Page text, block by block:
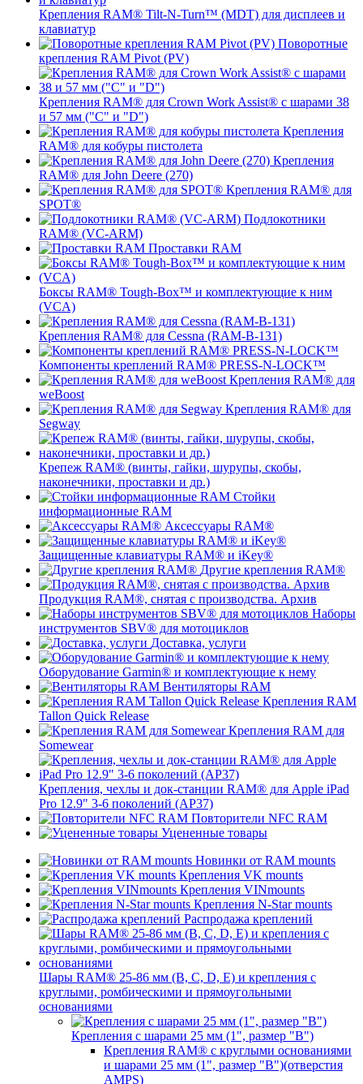
Крепления RAM® Tilt-N-Turn™ (MDT) для дисплеев и
клавиатур
Поворотные
крепления RAM Pivot (PV)
Крепления RAM® для Crown Work Assist® с шарами 38
и 57 мм ("C" и "D")
Крепления
RAM® для кобуры пистолета
Крепления
RAM® для John Deere (270)
Крепления RAM® для
SPOT®
Подлокотники
RAM® (VC-ARM)
Проставки RAM
Боксы RAM® Tough-Box™ и комплектующие к ним
(VCA)
Крепления RAM® для Cessna (RAM-B-131)
Компоненты креплений RAM® PRESS-N-LOCK™
Крепления RAM® для
weBoost
Крепления RAM® для
Segway
Крепеж RAM® (винты, гайки, шурупы, скобы,
наконечники, проставки и др.)
Стойки
информационные RAM
Аксессуары RAM®
Защищенные клавиатуры RAM® и iKey®
Другие крепления RAM®
Продукция RAM®, снятая с производства. Архив
Наборы
инструментов SBV® для мотоциклов
Доставка, услуги
Оборудование Garmin® и комплектующие к нему
Вентиляторы RAM
Крепления RAM
Tallon Quick Release
Крепления RAM для
Somewear
Крепления, чехлы и док-станции RAM® для Apple iPad
Pro 12.9" 3-6 поколений (AP37)
Повторители NFC RAM
Уцененные товары
Новинки от RAM mounts
Крепления VK mounts
Крепления VINmounts
Крепления N-Star mounts
Распродажа креплений
Шары RAM® 25-86 мм (B, C, D, E) и крепления с
круглыми, ромбическими и прямоугольными
основаниями
Крепления с шарами 25 мм (1", размер "B")
Крепления RAM® с круглыми основаниями
и шарами 25 мм (1", размер "B")(отверстия
AMPS)